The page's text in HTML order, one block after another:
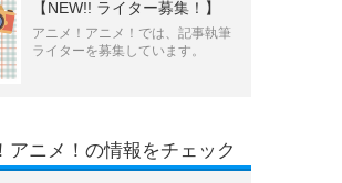
【NEW!! ライター募集！】
アニメ！アニメ！では、記事執筆
ライターを募集しています。
アニメ！の情報をチェック